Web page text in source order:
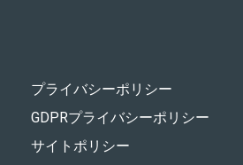
プライバシーポリシー
GDPRプライバシーポリシー
サイトポリシー